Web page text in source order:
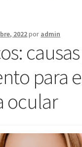
2022por admin
para
ocular